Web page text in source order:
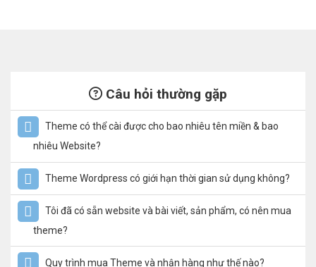
Câu hỏi thường gặp
Theme có thể cài được cho bao nhiêu tên miền & bao
nhiêu Website?
Theme Wordpress có giới hạn thời gian sử dụng không?
Tôi đã có sẵn website và bài viết, sản phẩm, có nên mua
theme?
Quy trình mua Theme và nhận hàng như thế nào?